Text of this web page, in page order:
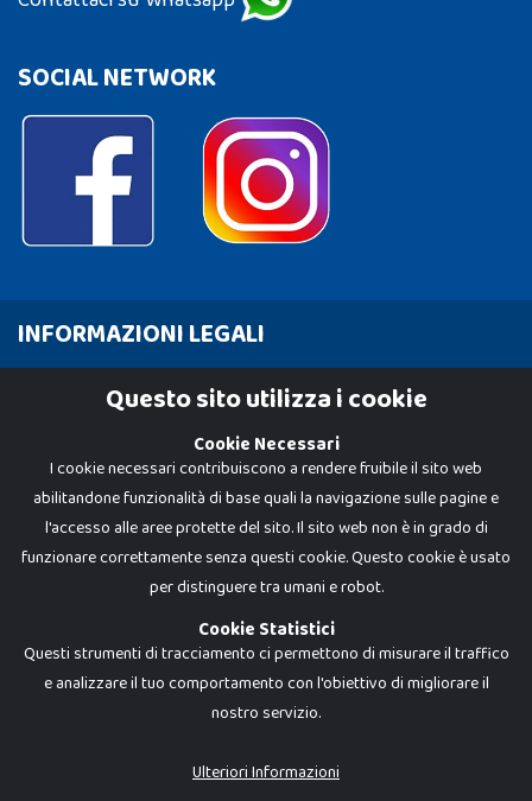
SOCIAL NETWORK
INFORMAZIONI LEGALI
Cookie Policy
Dadi e Mattoncini è un brand di Giocabene Srl. Ogni riproduzione o utilizzo non
I prezzi e le promozioni pubblicate potrebbero differire da quanto esposto in
Questo sito utilizza i cookie
Cookie Necessari
I cookie necessari contribuiscono a rendere fruibile il sito web
abilitandone funzionalità di base quali la navigazione sulle pagine e
l'accesso alle aree protette del sito. Il sito web non è in grado di
funzionare correttamente senza questi cookie. Questo cookie è usato
per distinguere tra umani e robot.
Cookie Statistici
Questi strumenti di tracciamento ci permettono di misurare il traffico
e analizzare il tuo comportamento con l'obiettivo di migliorare il
nostro servizio.
Ulteriori Informazioni